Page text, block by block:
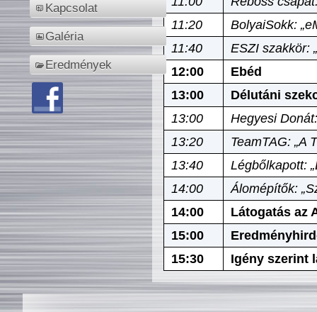
Kapcsolat
Galéria
Eredmények
11:20
BolyaiSokk:
11:40
ESZI szakkör:
12:00
Ebéd
13:00
Délutáni
13:00
Hegyesi
13:20
TeamTAG: „A
13:40
Légbőlkapott:
14:00
Álomépítők:
14:00
Látogatás az
15:00
15:30
Igény szerint